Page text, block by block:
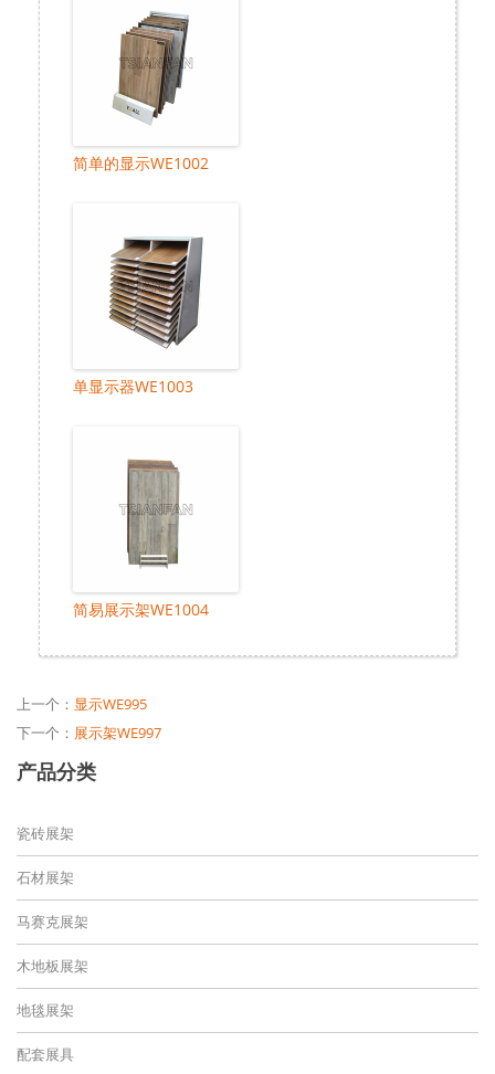
简单的显示WE1002
单显示器WE1003
简易展示架WE1004
上一个： 显示WE995
下一个： 展示架WE997
产品分类
瓷砖展架
石材展架
马赛克展架
木地板展架
地毯展架
配套展具